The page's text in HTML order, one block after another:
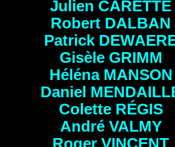
Julien CARETTE
Robert DALBAN
Patrick
Gisèle GRIMM
Héléna MANSON
Daniel
Colette RÉGIS
André VALMY
Roger VINCENT